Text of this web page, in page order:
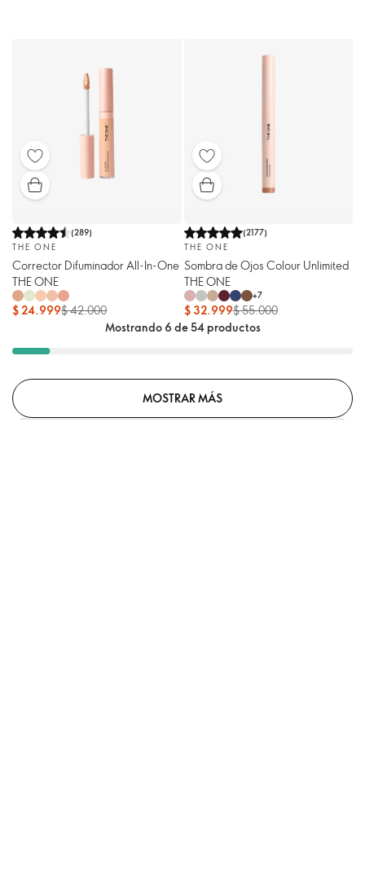
(289)
THE ONE
Corrector Difuminador All-In-One
THE ONE
$ 24.999$ 42.000
(2177)
THE ONE
Sombra de Ojos Colour Unlimited
THE ONE
+7
$ 32.999$ 55.000
Mostrando 6 de 54 productos
MOSTRAR MÁS